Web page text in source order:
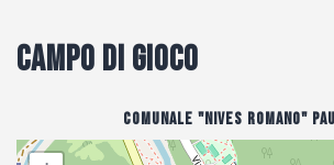
Campo di gioco
Comunale "Nives Romano"